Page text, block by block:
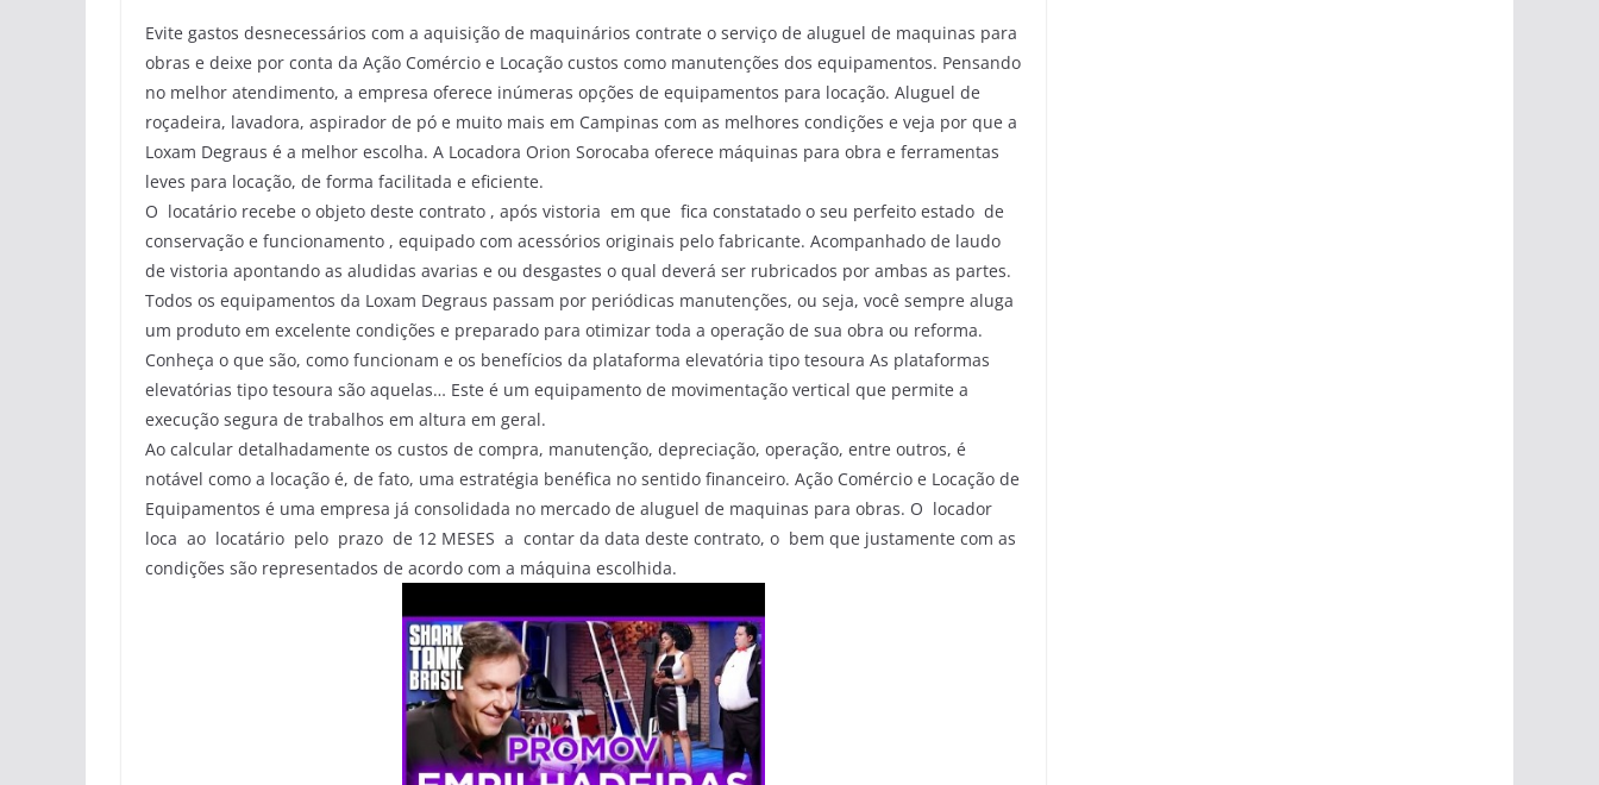
Evite gastos desnecessários com a aquisição de maquinários contrate o serviço de aluguel de maquinas para
obras e deixe por conta da Ação Comércio e Locação custos como manutenções dos equipamentos. Pensando
no melhor atendimento, a empresa oferece inúmeras opções de equipamentos para locação. Aluguel de
roçadeira, lavadora, aspirador de pó e muito mais em Campinas com as melhores condições e veja por que a
Loxam Degraus é a melhor escolha. A Locadora Orion Sorocaba oferece máquinas para obra e ferramentas
leves para locação, de forma facilitada e eficiente.
O locatário recebe o objeto deste contrato , após vistoria em que fica constatado o seu perfeito estado de
conservação e funcionamento , equipado com acessórios originais pelo fabricante. Acompanhado de laudo
de vistoria apontando as aludidas avarias e ou desgastes o qual deverá ser rubricados por ambas as partes.
Todos os equipamentos da Loxam Degraus passam por periódicas manutenções, ou seja, você sempre aluga
um produto em excelente condições e preparado para otimizar toda a operação de sua obra ou reforma.
Conheça o que são, como funcionam e os benefícios da plataforma elevatória tipo tesoura As plataformas
elevatórias tipo tesoura são aquelas… Este é um equipamento de movimentação vertical que permite a
execução segura de trabalhos em altura em geral.
Ao calcular detalhadamente os custos de compra, manutenção, depreciação, operação, entre outros, é
notável como a locação é, de fato, uma estratégia benéfica no sentido financeiro. Ação Comércio e Locação de
Equipamentos é uma empresa já consolidada no mercado de aluguel de maquinas para obras. O locador
loca ao locatário pelo prazo de 12 MESES a contar da data deste contrato, o bem que justamente com as
condições são representados de acordo com a máquina escolhida.